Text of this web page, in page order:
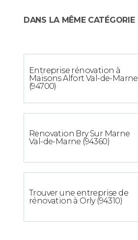
DANS LA MÊME CATÉGORIE
Entreprise rénovation à
Maisons Alfort Val-de-Marne
(94700)
Renovation Bry Sur Marne
Val-de-Marne (94360)
Trouver une entreprise de
rénovation à Orly (94310)